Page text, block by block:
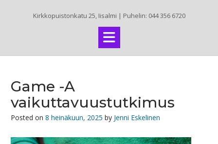
Kirkkopuistonkatu 25, Iisalmi | Puhelin: 044 356 6720
Game -A
vaikuttavuustutkimus
Posted on 8 heinäkuun, 2025 by Jenni Eskelinen